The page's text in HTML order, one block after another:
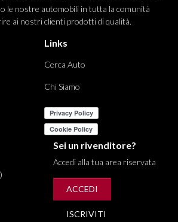
le nostre automobili in tutta la comunità
ai nostri clienti prodotti di qualità.
Links
Cerca Auto
Chi Siamo
Sei un rivenditore?
Accedi alla tua area riservata
ACCEDI
ISCRIVITI